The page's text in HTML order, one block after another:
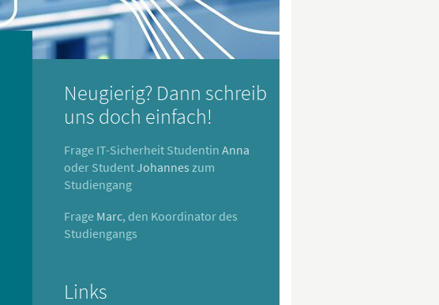
Neugierig? Dann schreib
uns doch einfach!
Frage IT-Sicherheit Studentin Anna
oder StudentJohannes zum
Studiengang
Frage Marc, den Koordinator des
Studiengangs
Links